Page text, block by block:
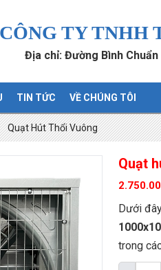
CÔNG TY TNHH
Địa chỉ: Đường Bình Chuẩn
TIN TỨC VỀ CHÚNG TÔI
Quạt Hút Thổi Vuông
Quạt
Dưới
trong